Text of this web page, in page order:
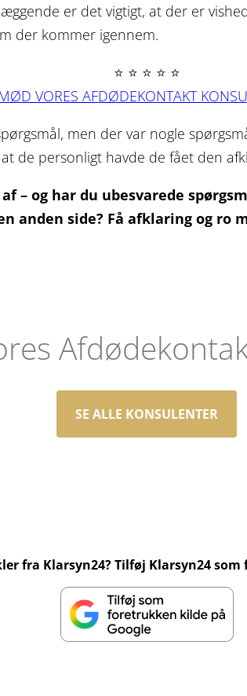
er det vigtigt, at der er
der kommer igennem.
⭐ ⭐ ⭐ ⭐ ⭐
VORES AFDØDEKONTAKT
men der var nogle
de personligt havde de fået den
– og har du ubesvarede
anden side? Få afklaring og ro
SE ALLE KONSULENTER
fra Klarsyn24? Tilføj Klarsyn24